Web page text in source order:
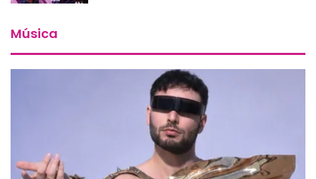
Música